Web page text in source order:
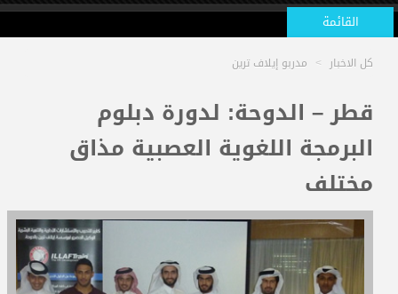
القائمة
الرئيسية
الدورات القادمة
المدربون
المعتمدون
كل الاخبار > مدربو إيلاف ترين
قطر – الدوحة: لدورة دبلوم
البرمجة اللغوية العصبية مذاق
مختلف